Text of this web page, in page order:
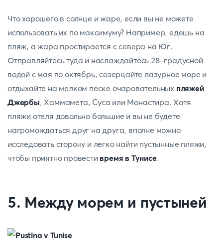
Что хорошего в солнце и жаре, если вы не можете
использовать их по максимуму? Например, едешь на
пляж, а жара простирается с севера на Юг.
Отправляйтесь туда и наслаждайтесь 28-градусной
водой с мая по октябрь, созерцайте лазурное море и
отдыхайте на мелком песке очаровательных пляжей
Джербы, Хаммамета, Суса или Монастира. Хотя
пляжи отеля довольно большие и вы не будете
нагромождаться друг на друга, вполне можно
исследовать сторону и легко найти пустынные пляжи,
чтобы приятно провести время в Тунисе.
5. Между морем и пустыней